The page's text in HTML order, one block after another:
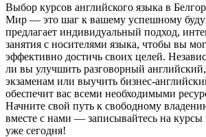
Выбор курсов английского языка в
Мир — это шаг к вашему успешному
предлагает индивидуальный подход,
занятия с носителями языка, чтобы вы
эффективно достичь своих целей.
ли вы улучшить разговорный
экзаменам или выучить бизнес-
обеспечит вас всеми необходимыми
Начните свой путь к свободному
вместе с нами — записывайтесь на
уже сегодня!